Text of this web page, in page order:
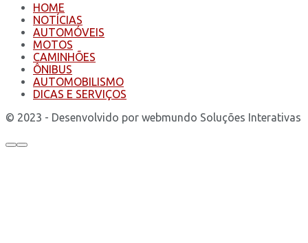
HOME
NOTÍCIAS
AUTOMÓVEIS
MOTOS
CAMINHÕES
ÔNIBUS
AUTOMOBILISMO
DICAS E SERVIÇOS
© 2023 - Desenvolvido por webmundo Soluções Interativas